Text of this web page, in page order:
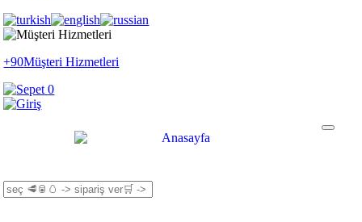
+90Müşteri Hizmetleri
0